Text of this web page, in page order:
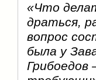
«Что
драться,
вопрос
была у